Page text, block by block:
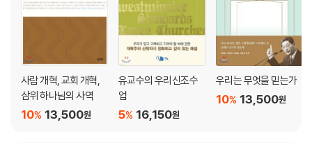
사람 개혁, 교회 개혁,
삼위 하나님의 사역
13,500원
10%
유교수의 우리신조수
업
16,150원
5%
우리는 무엇을 믿는가
13,500원
10%